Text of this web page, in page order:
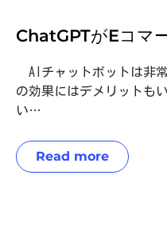
ChatGPTがEコマ
AIチャットボットは非
の効果にはデメリットも
い…
Read more